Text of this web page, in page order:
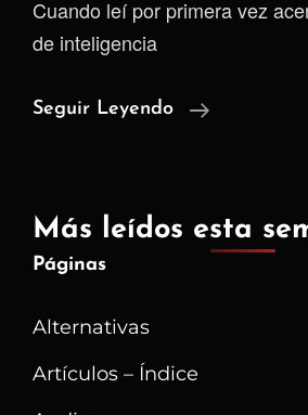
Cuando leí por primera vez
de inteligencia
Seguir Leyendo
Gremio
Más leídos esta
Páginas
Alternativas
Artículos – Índice